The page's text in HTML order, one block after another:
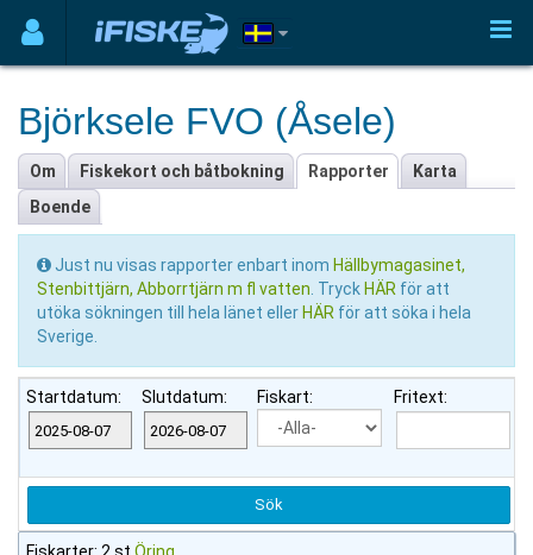
Björksele FVO (Åsele)
Om Fiskekort och båtbokning Rapporter
Karta
Boende
Just nu visas rapporter enbart inom Hällbymagasinet,
Stenbittjärn, Abborrtjärn m fl vatten . Tryck HÄR för att
utöka sökningen till hela länet eller HÄR för att söka i hela
Sverige.
Startdatum: Slutdatum: Fiskart: Fritext:
Fiskarter: 2 st Öring